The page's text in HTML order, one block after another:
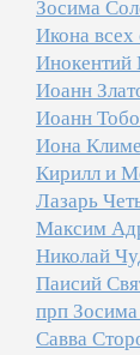
Зосима
Икона всех
Инокентий
Иоанн
Иоанн
Иона
Кирилл и
Лазарь
Максим
Николай
Паисий
прп
Савва